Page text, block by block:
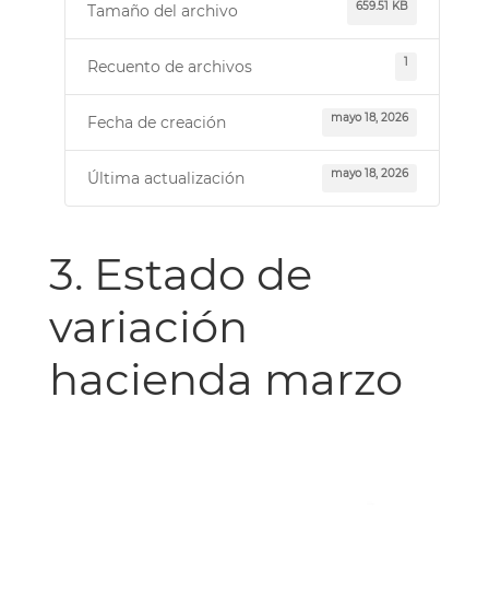
Tamaño del archivo 659.51 KB
Recuento de archivos 1
Fecha de creación mayo 18, 2026
Última actualización mayo 18, 2026
3. Estado de
variación
hacienda marzo